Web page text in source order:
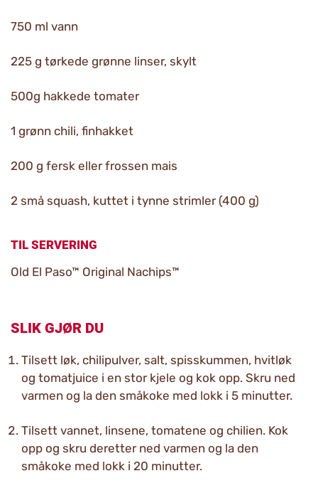
750 ml vann
225 g tørkede grønne linser, skylt
500g hakkede tomater
1 grønn chili, finhakket
200 g fersk eller frossen mais
2 små squash, kuttet i tynne strimler (400 g)
TIL SERVERING
Old El Paso™ Original Nachips™
SLIK GJØR DU
Tilsett løk, chilipulver, salt, spisskummen, hvitløk
og tomatjuice i en stor kjele og kok opp. Skru ned
varmen og la den småkoke med lokk i 5 minutter.
Tilsett vannet, linsene, tomatene og chilien. Kok
opp og skru deretter ned varmen og la den
småkoke med lokk i 20 minutter.